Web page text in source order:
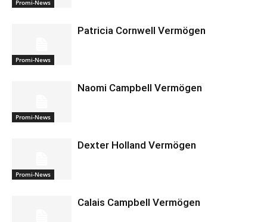
Promi-News
Promi-News
Patricia Cornwell Vermögen
Promi-News
Naomi Campbell Vermögen
Promi-News
Dexter Holland Vermögen
Calais Campbell Vermögen